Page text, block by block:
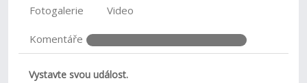
Fotogalerie Video
Komentáře
Vystavte svou událost.